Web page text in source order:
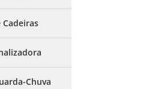
Cadeiras
Chuva